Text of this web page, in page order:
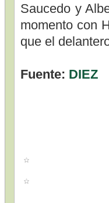
Saucedo y
momento con
que el
Fuente: DIEZ